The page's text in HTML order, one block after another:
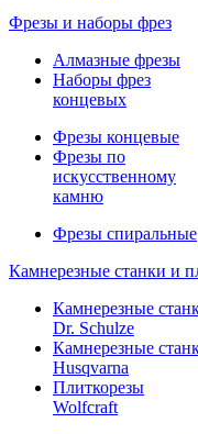
Фрезы и наборы фрез
Алмазные фрезы
Наборы фрез
концевых
Фрезы концевые
Фрезы по
искусственному
камню
Фрезы спиральные
Камнерезные станки и
Камнерезные
Dr. Schulze
Камнерезные
Husqvarna
Плиткорезы
Wolfcraft